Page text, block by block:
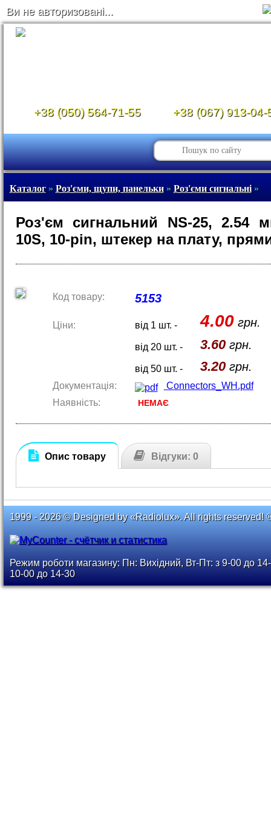
Ви не авторизовані...
+38 (050) 564-71-55 +38 (067) 913-04-
Каталог» Роз'єми, щупи, панельки» Роз'єми сигнальні»
Роз'єм сигнальний NS-25, 2.54
10S, 10-pin, штекер на плату,
Код товару: 5153
Ціни: від 1 шт. - 4.00грн.
від 20 шт. - 3.60грн.
від 50 шт. - 3.20грн.
Документація:
Connectors_WH.pdf
Наявність:
НЕМАЄ
Опис товару Відгуки: 0
1999 - 2026 © Designed by «Radiolux». All rights reserved!
Режим роботи магазину: Пн: Вихідний, Вт-Пт: з 9-00 до
10-00 до 14-30